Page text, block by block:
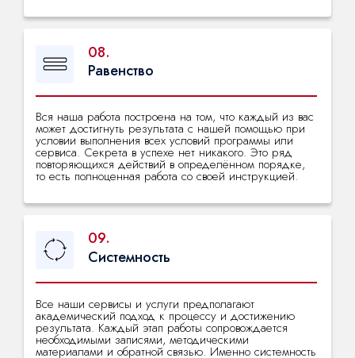
08.
Вся наша работа построена на том, что каждый из вас
может достигнуть результата с нашей помощью при
условии выполнения всех условий программы или
сервиса. Секрета в успехе нет никакого. Это ряд
повторяющихся действий в определённом порядке,
то есть полноценная работа со своей инструкцией.
Равенство
09.
Все наши сервисы и услуги предполагают
академический подход к процессу и достижению
результата. Каждый этап работы сопровождается
необходимыми записями, методическими
материалами и обратной связью. Именно системность
Системность